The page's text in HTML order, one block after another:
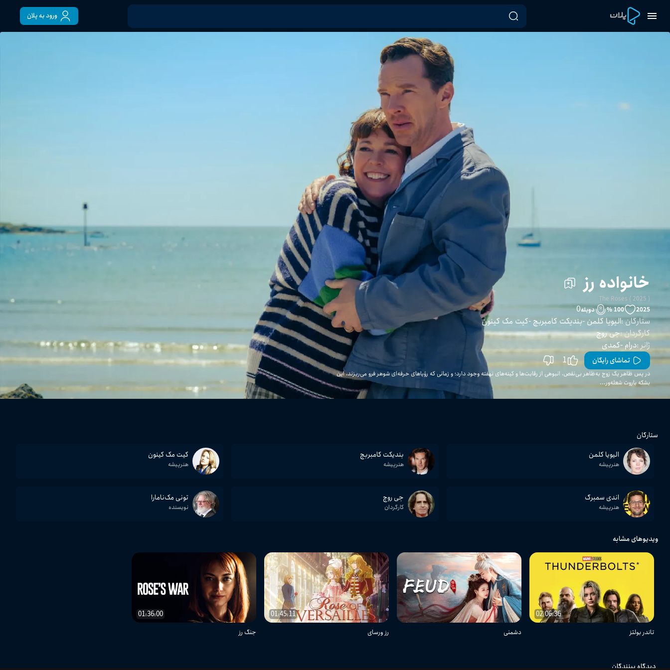
ورود به پلان
خانواده رز
The Roses ( 2025 )
2025
100 % دوبله0
ستارگان:الیویا کلمن بندیکت کامبربچ کیت مک کینون
کارگردان:جی روچ
ژانر:درام کمدی
تماشای رایگان 1
در پس ظاهر یک زوج به‌ظاهر بی‌نقص، انبوهی از رقابت‌ها و کینه‌های نهفته وجود دارد؛ و زمانی که رؤیاهای حرفه‌ای شوهر فرو می‌ریزند، این
بشکه باروت شعله‌ور...
ستارگان
الیویا کلمن
هنرپیشه
بندیکت کامبربچ
هنرپیشه
کیت مک کینون
هنرپیشه
اندی سمبرگ
هنرپیشه
جی روچ
کارگردان
تونی مک‌نامارا
نویسنده
ویدیوهای مشابه
02:06:36
تاندر بولتز دشمنی
01:45:11
رز ورسای
01:36:00
جنگ رز
دیدگاه بینندگان